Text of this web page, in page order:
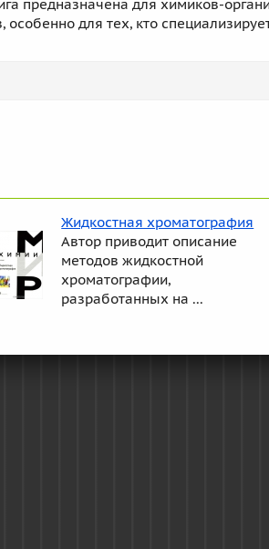
предназначена для химиков-
особенно для тех, кто
Жидкостная хроматография
Автор приводит описание
методов жидкостной
хроматографии,
разработанных на ...